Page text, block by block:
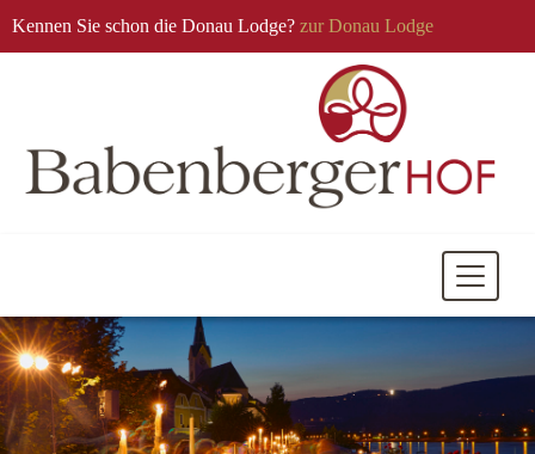
Kennen Sie schon die Donau Lodge? zur Donau Lodge
Mobile